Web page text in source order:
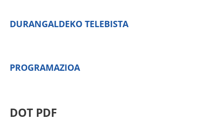
DURANGALDEKO TELEBISTA
PROGRAMAZIOA
DOT PDF